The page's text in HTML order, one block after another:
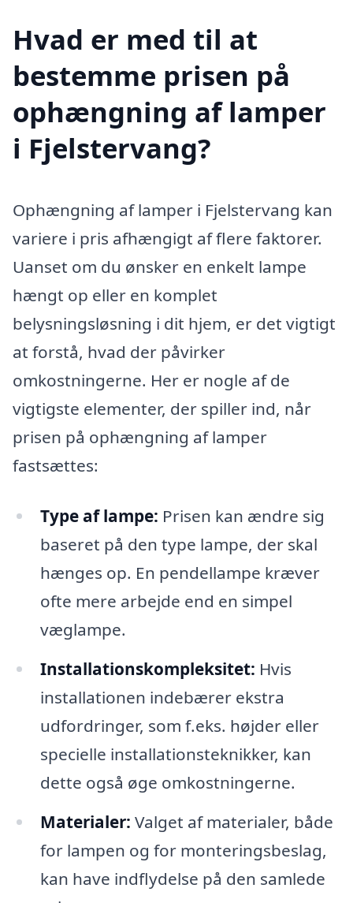
Hvad er med til at
bestemme prisen på
ophængning af lamper
i Fjelstervang?
Ophængning af lamper i Fjelstervang kan
variere i pris afhængigt af flere faktorer.
Uanset om du ønsker en enkelt lampe
hængt op eller en komplet
belysningsløsning i dit hjem, er det vigtigt
at forstå, hvad der påvirker
omkostningerne. Her er nogle af de
vigtigste elementer, der spiller ind, når
prisen på ophængning af lamper
fastsættes:
Type af lampe: Prisen kan ændre sig
baseret på den type lampe, der skal
hænges op. En pendellampe kræver
ofte mere arbejde end en simpel
væglampe.
Installationskompleksitet: Hvis
installationen indebærer ekstra
udfordringer, som f.eks. højder eller
specielle installationsteknikker, kan
dette også øge omkostningerne.
Materialer: Valget af materialer, både
for lampen og for monteringsbeslag,
kan have indflydelse på den samlede